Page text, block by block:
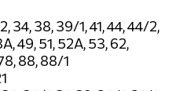
34, 38, 39/1, 41, 44, 44/2,
49, 51, 52А, 53, 62,
88, 88/1